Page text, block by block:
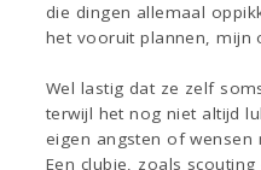
die dingen allemaal
het vooruit plannen, mijn
Wel lastig dat ze zelf
terwijl het nog niet altijd
eigen angsten of wensen
Een clubje, zoals